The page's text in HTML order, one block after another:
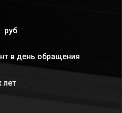
руб
в день обращения
лет